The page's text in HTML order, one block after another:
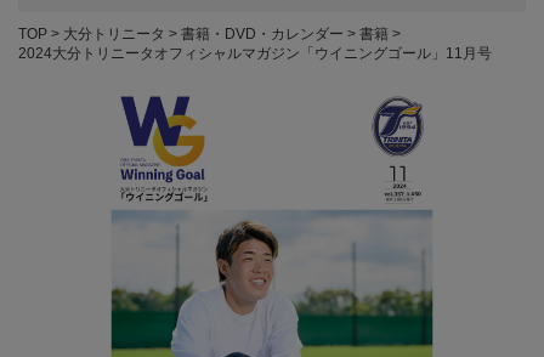
TOP 大分トリニータ 書籍・DVD・カレンダー
書籍
2024大分トリニータオフィシャルマガジン「ウイニングゴール」11月号